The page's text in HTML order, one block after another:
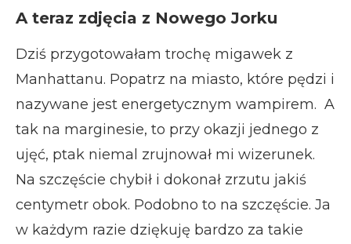
A teraz zdjęcia z Nowego Jorku
Dziś przygotowałam trochę migawek z
Manhattanu. Popatrz na miasto, które pędzi i
nazywane jest energetycznym wampirem. A
tak na marginesie, to przy okazji jednego z
ujęć, ptak niemal zrujnował mi wizerunek.
Na szczęście chybił i dokonał zrzutu jakiś
centymetr obok. Podobno to na szczęście. Ja
w każdym razie dziękuję bardzo za takie